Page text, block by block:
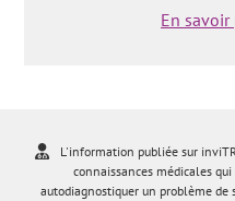
En savoir
L'information publiée sur
connaissances médicales
autodiagnostiquer un problème